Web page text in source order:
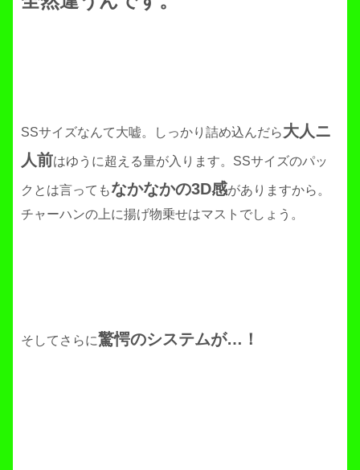
SSサイズなんて大嘘。しっかり詰め込んだら大人ニ
人前はゆうに超える量が入ります。SSサイズのパッ
クとは言ってもなかなかの3D感がありますから。
チャーハンの上に揚げ物乗せはマストでしょう。
そしてさらに驚愕のシステムが…！